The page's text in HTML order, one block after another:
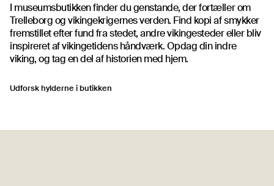
I museumsbutikken finder du genstande, der fortæller om
Trelleborg og vikingekrigernes verden. Find kopi af smykker
fremstillet efter fund fra stedet, andre vikingesteder eller bliv
inspireret af vikingetidens håndværk. Opdag din indre
viking, og tag en del af historien med hjem.
Udforsk hylderne i butikken